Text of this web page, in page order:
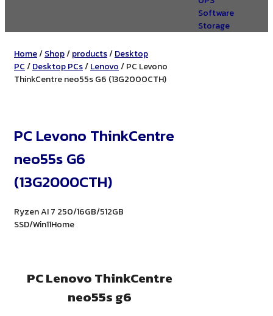
Software
Storage
Home/Shop/products/Desktop
PC/Desktop PCs/Lenovo/ PC Levono
ThinkCentre neo55s G6 (13G2000CTH)
PC Levono ThinkCentre
neo55s G6
(13G2000CTH)
Ryzen AI 7 250/16GB/512GB
SSD/Win11Home
PC Lenovo ThinkCentre
neo55s g6